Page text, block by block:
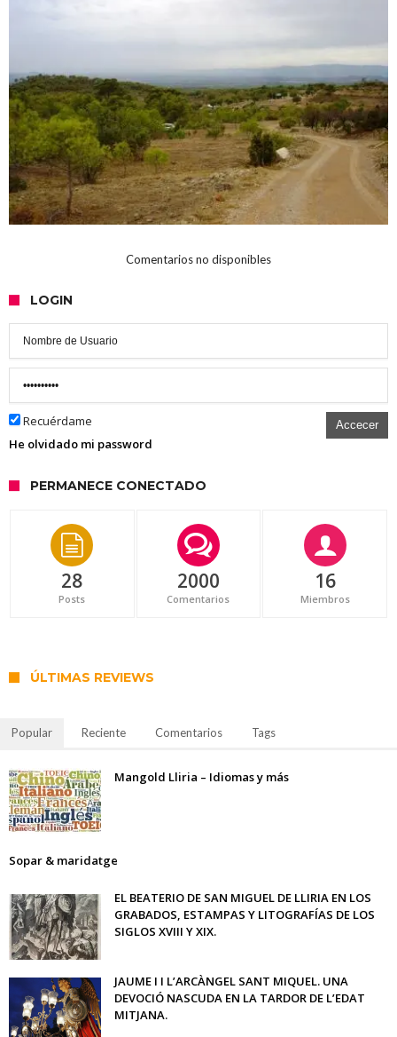
Comentarios no disponibles
LOGIN
Recuérdame Accecer
He olvidado mi password
PERMANECE CONECTADO
28
Posts
2000
Comentarios
16
Miembros
ÚLTIMAS REVIEWS
Popular Reciente Comentarios Tags
Mangold Lliria – Idiomas y más
Sopar & maridatge
EL BEATERIO DE SAN MIGUEL DE LLIRIA EN LOS
GRABADOS, ESTAMPAS Y LITOGRAFÍAS DE LOS
SIGLOS XVIII Y XIX.
JAUME I I L’ARCÀNGEL SANT MIQUEL. UNA
DEVOCIÓ NASCUDA EN LA TARDOR DE L’EDAT
MITJANA.